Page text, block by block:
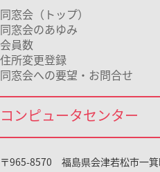
同窓会（トップ）
同窓会のあゆみ
会員数
住所変更登録
同窓会への要望・お問合せ
コンピュータセンター
〒965-8570 福島県会津若松市一箕